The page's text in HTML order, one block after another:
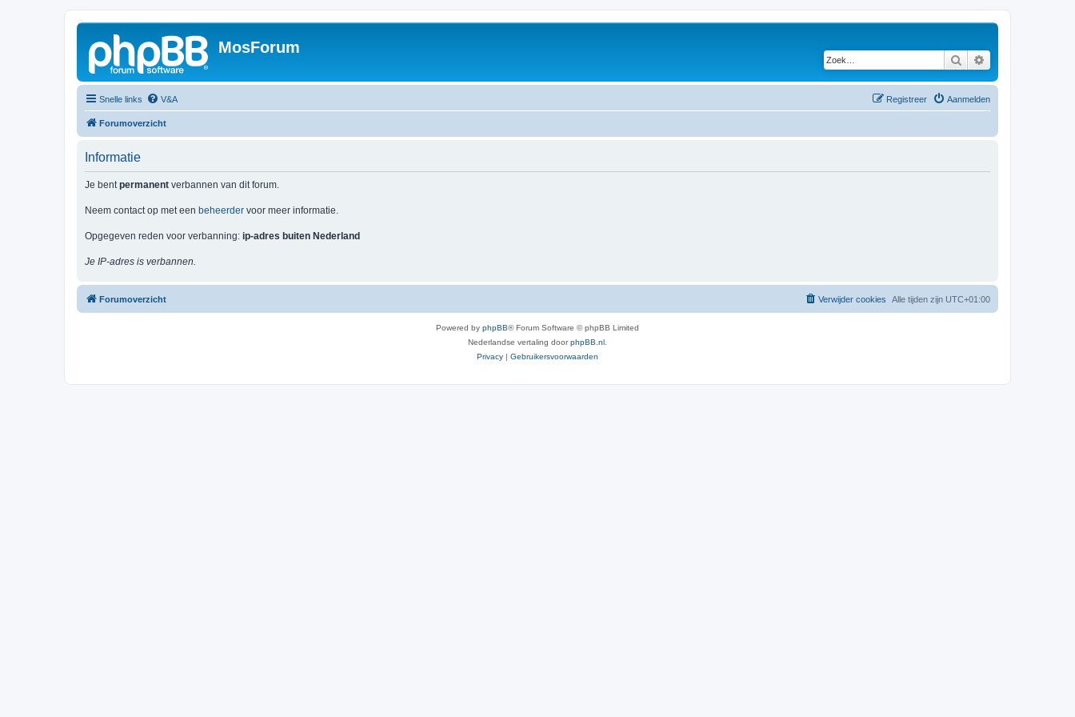
MosForum
Zoek
Snelle links V&A Aanmelden
Registreer
Forumoverzicht
Informatie
Je bentpermanent verbannen van dit forum.
Neem contact op met een beheerder voor meer informatie.
Opgegeven reden voor verbanning: ip-adres buiten Nederland
Je IP-adres is verbannen.
Forumoverzicht Alle tijden zijn UTC+01:00
Verwijder cookies
Powered by phpBB® Forum Software © phpBB Limited
Nederlandse vertaling doorphpBB.nl
Privacy | Gebruikersvoorwaarden